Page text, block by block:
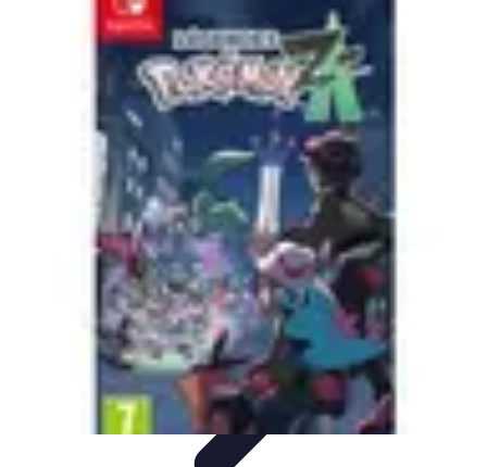
Football Fan Zone
Ambiance et EngagementMarketingAnimations et
AnimationsEngagement des Fans
Football Fan Zone